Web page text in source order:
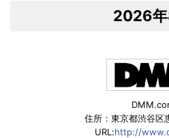
2026年
住所：東京都渋谷
URL:http://